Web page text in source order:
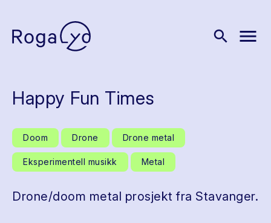
search menu
Happy Fun Times
Doom Drone Drone metal
Eksperimentell musikk Metal
Drone/doom metal prosjekt fra Stavanger.